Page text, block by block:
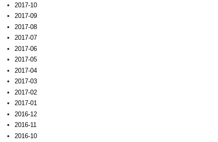
2017-10
2017-09
2017-08
2017-07
2017-06
2017-05
2017-04
2017-03
2017-02
2017-01
2016-12
2016-11
2016-10